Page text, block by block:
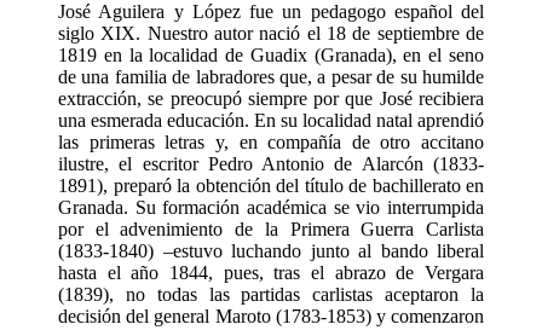
José Aguilera y López fue un pedagogo español del
siglo XIX. Nuestro autor nació el 18 de septiembre de
1819 en la localidad de Guadix (Granada), en el seno
de una familia de labradores que, a pesar de su humilde
extracción, se preocupó siempre por que José recibiera
una esmerada educación. En su localidad natal aprendió
las primeras letras y, en compañía de otro accitano
ilustre, el escritor Pedro Antonio de Alarcón (1833-
1891), preparó la obtención del título de bachillerato en
Granada. Su formación académica se vio interrumpida
por el advenimiento de la Primera Guerra Carlista
(1833-1840) –estuvo luchando junto al bando liberal
hasta el año 1844, pues, tras el abrazo de Vergara
(1839), no todas las partidas carlistas aceptaron la
decisión del general Maroto (1783-1853) y comenzaron